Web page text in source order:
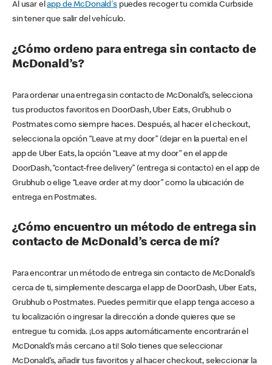
Al usar elapp de McDonald'spuedes recoger tu comida Curbside
sin tener que salir del vehículo.
¿Cómo ordeno para entrega sin contacto de
McDonald’s?
Para ordenar una entrega sin contacto de McDonald’s, selecciona
tus productos favoritos en DoorDash, Uber Eats, Grubhub o
Postmates como siempre haces. Después, al hacer el checkout,
selecciona la opción “Leave at my door” (dejar en la puerta) en el
app de Uber Eats, la opción “Leave at my door” en el app de
DoorDash, “contact-free delivery” (entrega si contacto) en el app de
Grubhub o elige “Leave order at my door” como la ubicación de
entrega en Postmates.
¿Cómo encuentro un método de entrega sin
contacto de McDonald’s cerca de mí?
Para encontrar un método de entrega sin contacto de McDonald’s
cerca de ti, simplemente descarga el app de DoorDash, Uber Eats,
Grubhub o Postmates. Puedes permitir que el app tenga acceso a
tu localización o ingresar la dirección a donde quieres que se
entregue tu comida. ¡Los apps automáticamente encontrarán el
McDonald’s más cercano a ti! Solo tienes que seleccionar
McDonald’s, añadir tus favoritos y al hacer checkout, seleccionar la